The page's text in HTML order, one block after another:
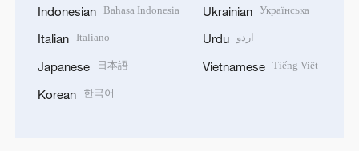
Indonesian Bahasa Indonesia
Italian Italiano
Japanese 日本語
Korean 한국어
Ukrainian Українська
Urdu اردو
Vietnamese Tiếng Việt